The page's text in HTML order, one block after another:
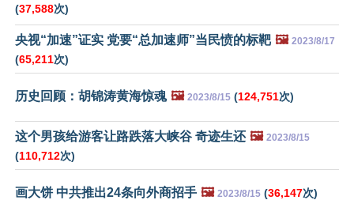
(37,588次)
央视“加速”证实 党要“总加速师”当民愤的标靶 🖼️ 2023/8/17
(65,211次)
历史回顾：胡锦涛黄海惊魂 🖼️ 2023/8/15 (124,751次)
这个男孩给游客让路跌落大峡谷 奇迹生还 🖼️ 2023/8/15
(110,712次)
画大饼 中共推出24条向外商招手 🖼️ 2023/8/15 (36,147次)